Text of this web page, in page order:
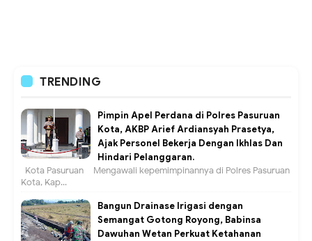
TRENDING
Pimpin Apel Perdana di Polres Pasuruan
Kota, AKBP Arief Ardiansyah Prasetya,
Ajak Personel Bekerja Dengan Ikhlas Dan
Hindari Pelanggaran.
Kota Pasuruan – Mengawali kepemimpinannya di Polres Pasuruan
Kota, Kap...
Bangun Drainase Irigasi dengan
Semangat Gotong Royong, Babinsa
Dawuhan Wetan Perkuat Ketahanan